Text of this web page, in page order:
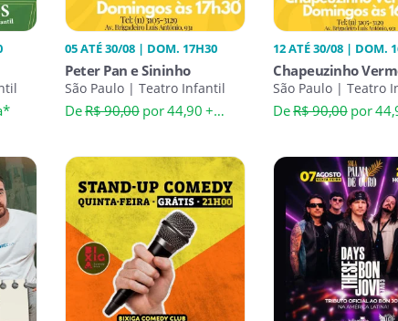
05 ATÉ 30/08 | DOM. 17H30
Peter Pan e Sininho
São Paulo | Teatro Infantil
DeR$ 90,00por 44,90 +
12 ATÉ 30/08 | DOM.
Chapeuzinho
Lobo
São Paulo | Teatro
DeR$ 90,00por